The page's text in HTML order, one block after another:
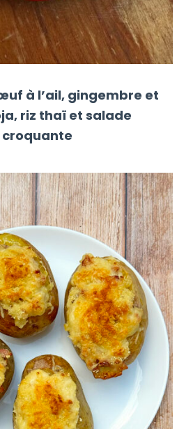
à l’ail, gingembre et
riz thaï et salade
croquante